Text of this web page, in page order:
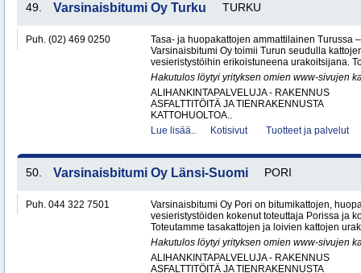
49. Varsinaisbitumi Oy Turku TURKU
Puh. (02) 469 0250
Tasa- ja huopakattojen ammattilainen Turussa
Varsinaisbitumi Oy toimii Turun seudulla
vesieristystöihin erikoistuneena urakoitsijana.
Hakutulos löytyi yrityksen omien www-sivujen
ALIHANKINTAPALVELUJA - RAKENNUS
ASFALTTITÖITÄ JA TIENRAKENNUSTA
KATTOHUOLTOA..
Lue lisää..
Kotisivut Tuotteet ja palvelut
50. Varsinaisbitumi Oy Länsi-Suomi PORI
Puh. 044 322 7501
Varsinaisbitumi Oy Pori on bitumikattojen,
vesieristystöiden kokenut toteuttaja Porissa ja
Toteutamme tasakattojen ja loivien kattojen
Hakutulos löytyi yrityksen omien www-sivujen
ALIHANKINTAPALVELUJA - RAKENNUS
ASFALTTITÖITÄ JA TIENRAKENNUSTA